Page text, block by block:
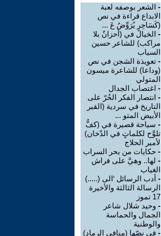
- الشعر بوصفه لعبة
الابداع قراءة في نص
(كَسَاحِرٍ يُرَوِّضُ عَ ...
- الخيال في (أحزانٌ بلا
مراكب) للشاعر حسين
السياب
- تعويذة الشجن في نص
(وداعا) للشاعرة ميسون
المتولي
- اغتصاب الجدال
- انتصار الفكر الحُرّ على
التاريخ في سردية (القبر
الأبيض المتو ...
- سياحة قصيرة في (كفُّ
تلوَّح لكلماتٍ في الدّخان)
لأمير الحلاج
- حكايات من بحر السراب
- لها.. وهيَّ على فراش
الغياب
- أدب الرسائل ‘الى (.....)
الرسالة الثالثة والأخيرة
17 تموز
- وحيد شلال شاعر
الجمال والحماسة
والوطنية
- في نصّها (منافي الرماد)